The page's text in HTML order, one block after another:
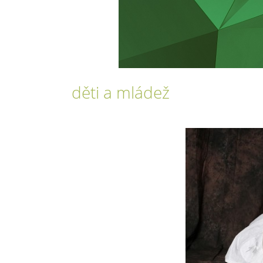
děti a mládež